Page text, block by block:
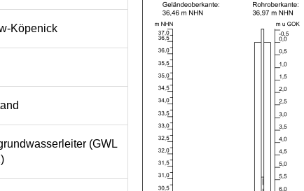
Köpenick
(GWL